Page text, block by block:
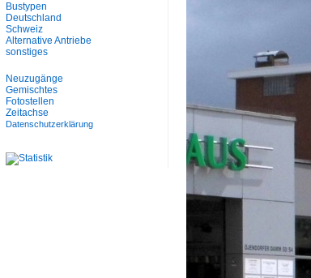
Bustypen
Deutschland
Schweiz
Alternative Antriebe
sonstiges
Neuzugänge
Gemischtes
Fotostellen
Zeitachse
Datenschutzerklärung